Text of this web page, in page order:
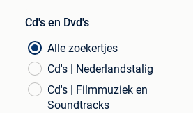
Cd's en Dvd's
Alle zoekertjes
Cd's | Nederlandstalig
Cd's | Filmmuziek en
Soundtracks